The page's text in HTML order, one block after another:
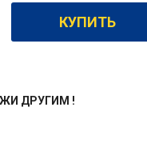
ДРУГИМ !